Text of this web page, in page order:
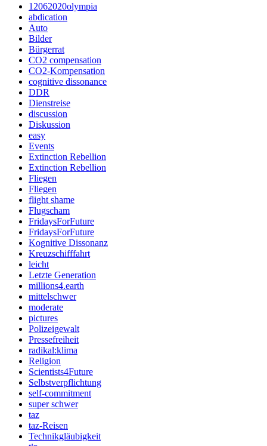
12062020olympia
abdication
Auto
Bilder
Bürgerrat
CO2 compensation
CO2-Kompensation
cognitive dissonance
DDR
Dienstreise
discussion
Diskussion
easy
Events
Extinction Rebellion
Extinction Rebellion
Fliegen
Fliegen
flight shame
Flugscham
FridaysForFuture
FridaysForFuture
Kognitive Dissonanz
Kreuzschifffahrt
leicht
Letzte Generation
millions4.earth
mittelschwer
moderate
pictures
Polizeigewalt
Pressefreiheit
radikal:klima
Religion
Scientists4Future
Selbstverpflichtung
self-commitment
super schwer
taz
taz-Reisen
Technikgläubigkeit